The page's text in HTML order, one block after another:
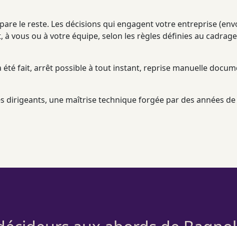
le reste. Les décisions qui engagent votre entreprise
vous ou à votre équipe, selon les règles définies au cadrage
été fait, arrêt possible à tout instant, reprise manuelle
dirigeants, une maîtrise technique forgée par des années